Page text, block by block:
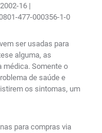
16 |
477-000356-1-0
ser usadas para
alguma, as
médica. Somente o
de saúde e
os sintomas, um
para compras via